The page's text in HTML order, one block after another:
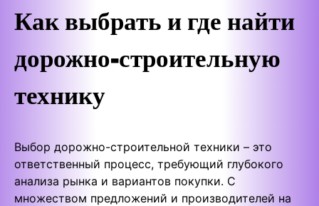
Как выбрать и где найти
дорожно-строительную
технику
Выбор дорожно-строительной техники – это
ответственный процесс, требующий глубокого
анализа рынка и вариантов покупки. С
множеством предложений и производителей на